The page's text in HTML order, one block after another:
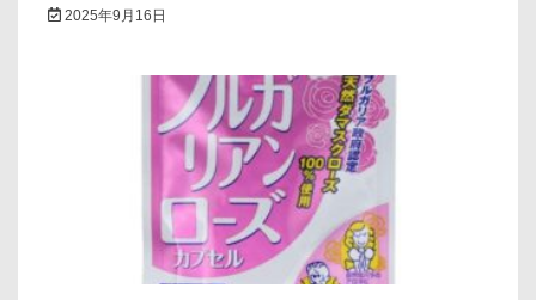
2025年9月16日